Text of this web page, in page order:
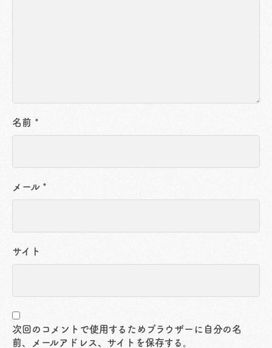
名前 *
メール *
サイト
次回のコメントで使用するためブラウザーに自分の名
前、メールアドレス、サイトを保存する。